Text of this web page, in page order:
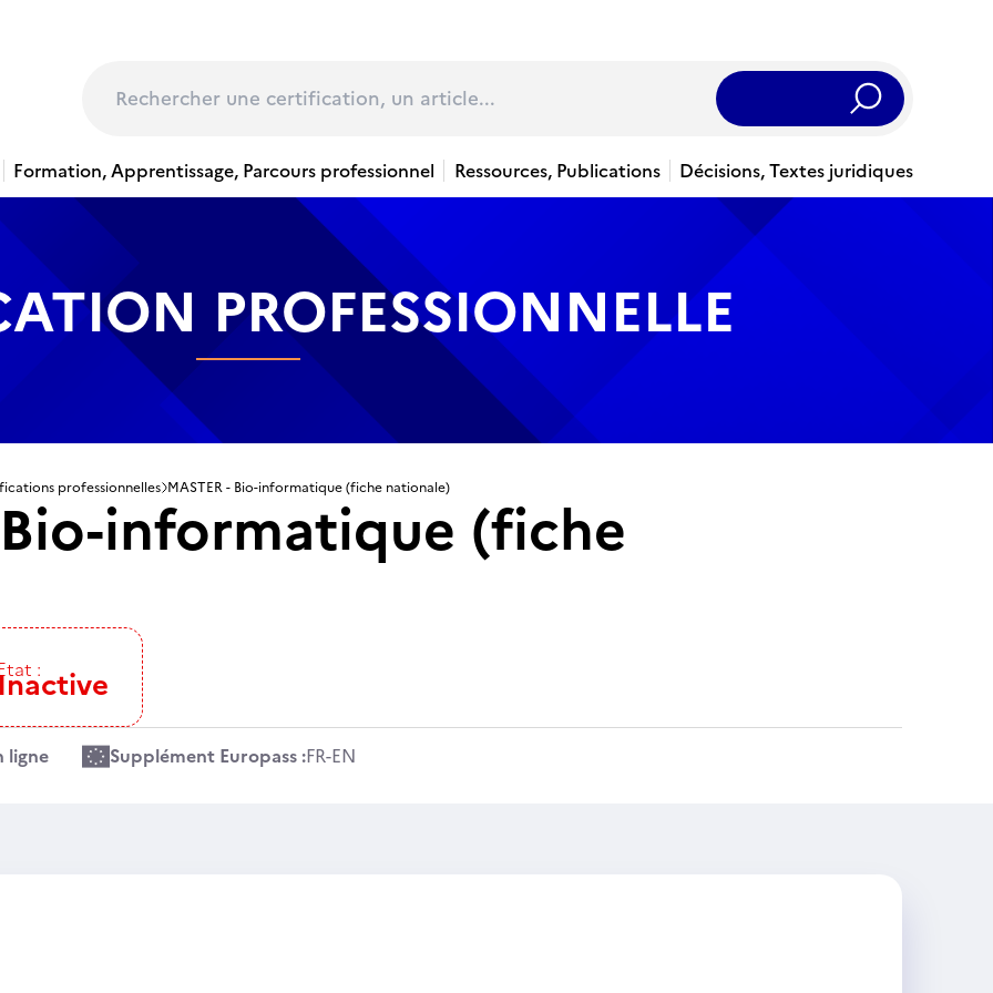
Rechercher
Formation, Apprentissage, Parcours professionnel Ressources, Publications Décisions, Textes juridiques
PROFESSIONNELLE
professionnelles MASTER - Bio-informatique (fiche nationale)
Bio-informatique (fiche
:
ligne Supplément Europass :FR-EN